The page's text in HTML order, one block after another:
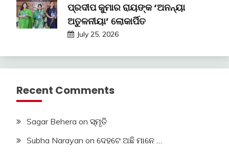
ପ୍ରଦୀପ କୁମାର ରାୟଙ୍କ ‘ଅନନ୍ୟା
ଅତୁଳନୀୟା’ ଲୋକାର୍ପିତ
July 25, 2026
Recent Comments
Sagar Behera on ସ୍ମୃତି
Subha Narayan on ଦେହଟେ ଅଛି ମାନେ …